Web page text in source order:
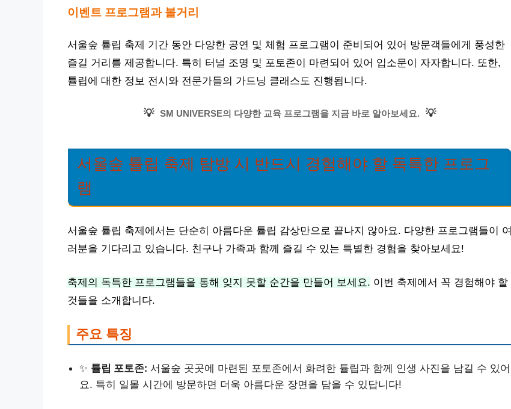
이벤트 프로그램과 볼거리
서울숲 튤립 축제 기간 동안 다양한 공연 및 체험 프로그램이 준비되어 있어 방문객들에게 풍성한
즐길 거리를 제공합니다. 특히 터널 조명 및 포토존이 마련되어 있어 입소문이 자자합니다. 또한,
튤립에 대한 정보 전시와 전문가들의 가드닝 클래스도 진행됩니다.
💡 SM UNIVERSE의 다양한 교육 프로그램을 지금 바로 알아보세요. 💡
서울숲 튤립 축제 탐방 시 반드시 경험해야 할 독특한 프로그
램
서울숲 튤립 축제에서는 단순히 아름다운 튤립 감상만으로 끝나지 않아요. 다양한 프로그램들이 여
러분을 기다리고 있습니다. 친구나 가족과 함께 즐길 수 있는 특별한 경험을 찾아보세요!
축제의 독특한 프로그램들을 통해 잊지 못할 순간을 만들어 보세요. 이번 축제에서 꼭 경험해야 할
것들을 소개합니다.
주요 특징
✨ 튤립 포토존: 서울숲 곳곳에 마련된 포토존에서 화려한 튤립과 함께 인생 사진을 남길 수 있어
요. 특히 일몰 시간에 방문하면 더욱 아름다운 장면을 담을 수 있답니다!